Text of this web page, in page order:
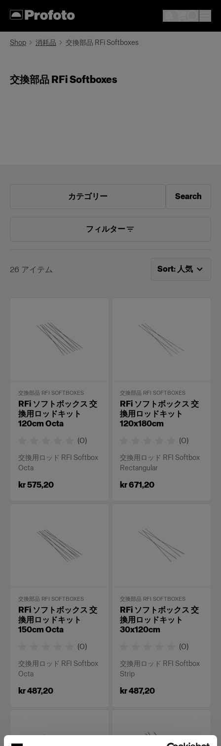
Shop 消耗品 交換部品 RFi Softboxes
交換部品 RFi Softboxes
カテゴリー Search
フィルター
26 アイテム
次で並べ替え：
Sort: 人気
交換部品 RFI SOFTBOXES
RFi ソフトボックス 交
換用ロッドキット
120cm Octa
(0)
交換用ロッド RFI Softbox
Octa
kr 575,20
交換部品 RFI SOFTBOXES
RFi ソフトボックス 交
換用ロッドキット
120x180cm
(0)
交換用ロッド RFI Softbox
Rectangular
kr 671,20
交換部品 RFI SOFTBOXES
RFi ソフトボックス 交
換用ロッドキット
150cm Octa
(0)
交換用ロッド RFI Softbox
Octa
kr 487,20
交換部品 RFI SOFTBOXES
RFi ソフトボックス 交
換用ロッドキット
30x120cm
(0)
交換用ロッド RFI Softbox
Strip
kr 487,20